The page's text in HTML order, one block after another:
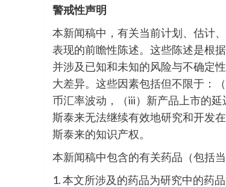
警戒性声明
本新闻稿中，有关当前计划、估计
表现的前瞻性陈述。这些陈述是根
并涉及已知和未知的风险与不确定
大差异。这些因素包括但不限于：
币汇率波动，（iii）新产品上市的
斯泰来无法继续有效地研究和开发
斯泰来的知识产权。
本新闻稿中包含的有关药品（包括
1. 本文所涉及的药品为研究中的药